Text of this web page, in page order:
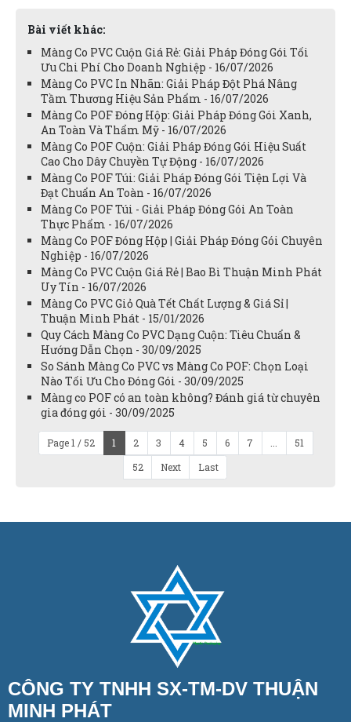
Bài viết khác:
Màng Co PVC Cuộn Giá Rẻ: Giải Pháp Đóng Gói Tối
Ưu Chi Phí Cho Doanh Nghiệp - 16/07/2026
Màng Co PVC In Nhãn: Giải Pháp Đột Phá Nâng
Tầm Thương Hiệu Sản Phẩm - 16/07/2026
Màng Co POF Đóng Hộp: Giải Pháp Đóng Gói Xanh,
An Toàn Và Thẩm Mỹ - 16/07/2026
Màng Co POF Cuộn: Giải Pháp Đóng Gói Hiệu Suất
Cao Cho Dây Chuyền Tự Động - 16/07/2026
Màng Co POF Túi: Giải Pháp Đóng Gói Tiện Lợi Và
Đạt Chuẩn An Toàn - 16/07/2026
Màng Co POF Túi - Giải Pháp Đóng Gói An Toàn
Thực Phẩm - 16/07/2026
Màng Co POF Đóng Hộp | Giải Pháp Đóng Gói Chuyên
Nghiệp - 16/07/2026
Màng Co PVC Cuộn Giá Rẻ | Bao Bì Thuận Minh Phát
Uy Tín - 16/07/2026
Màng Co PVC Giỏ Quà Tết Chất Lượng & Giá Sỉ |
Thuận Minh Phát - 15/01/2026
Quy Cách Màng Co PVC Dạng Cuộn: Tiêu Chuẩn &
Hướng Dẫn Chọn - 30/09/2025
So Sánh Màng Co PVC vs Màng Co POF: Chọn Loại
Nào Tối Ưu Cho Đóng Gói - 30/09/2025
Màng co POF có an toàn không? Đánh giá từ chuyên
gia đóng gói - 30/09/2025
Page 1 / 52 1 2 3 4 5 6 7
51
52
Next Last
CÔNG TY TNHH SX-TM-DV THUẬN
MINH PHÁT